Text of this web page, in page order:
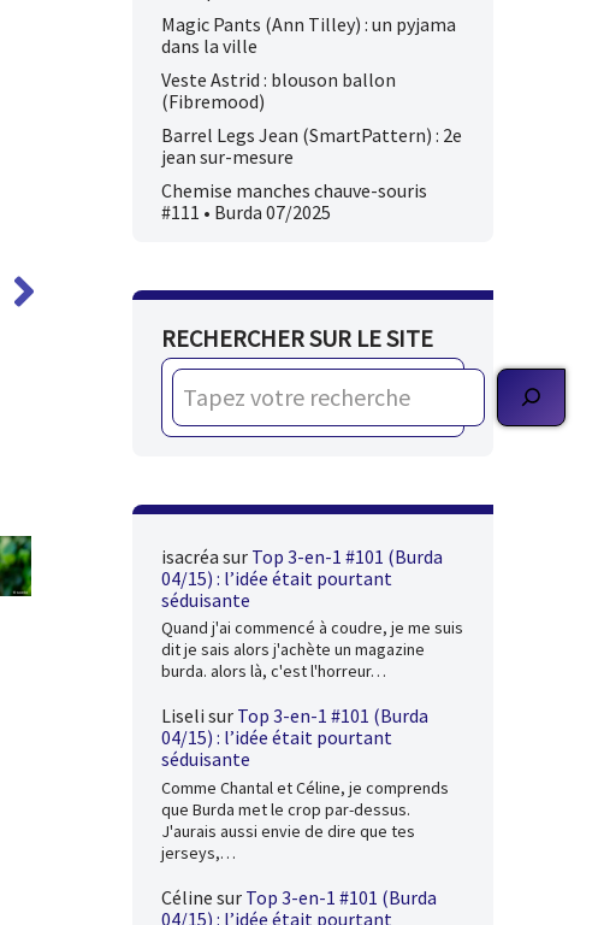
Magic Pants (Ann Tilley) : un pyjama
dans la ville
Veste Astrid : blouson ballon
(Fibremood)
Barrel Legs Jean (SmartPattern) : 2e
jean sur-mesure
Chemise manches chauve-souris
#111 • Burda 07/2025
RECHERCHER SUR LE SITE
isacréa sur Top 3-en-1 #101 (Burda
04/15) : l’idée était pourtant
séduisante
Quand j'ai commencé à coudre, je me suis
dit je sais alors j'achète un magazine
burda. alors là, c'est l'horreur…
Liseli sur Top 3-en-1 #101 (Burda
04/15) : l’idée était pourtant
séduisante
Comme Chantal et Céline, je comprends
que Burda met le crop par-dessus.
J'aurais aussi envie de dire que tes
jerseys,…
Céline sur Top 3-en-1 #101 (Burda
04/15) : l’idée était pourtant